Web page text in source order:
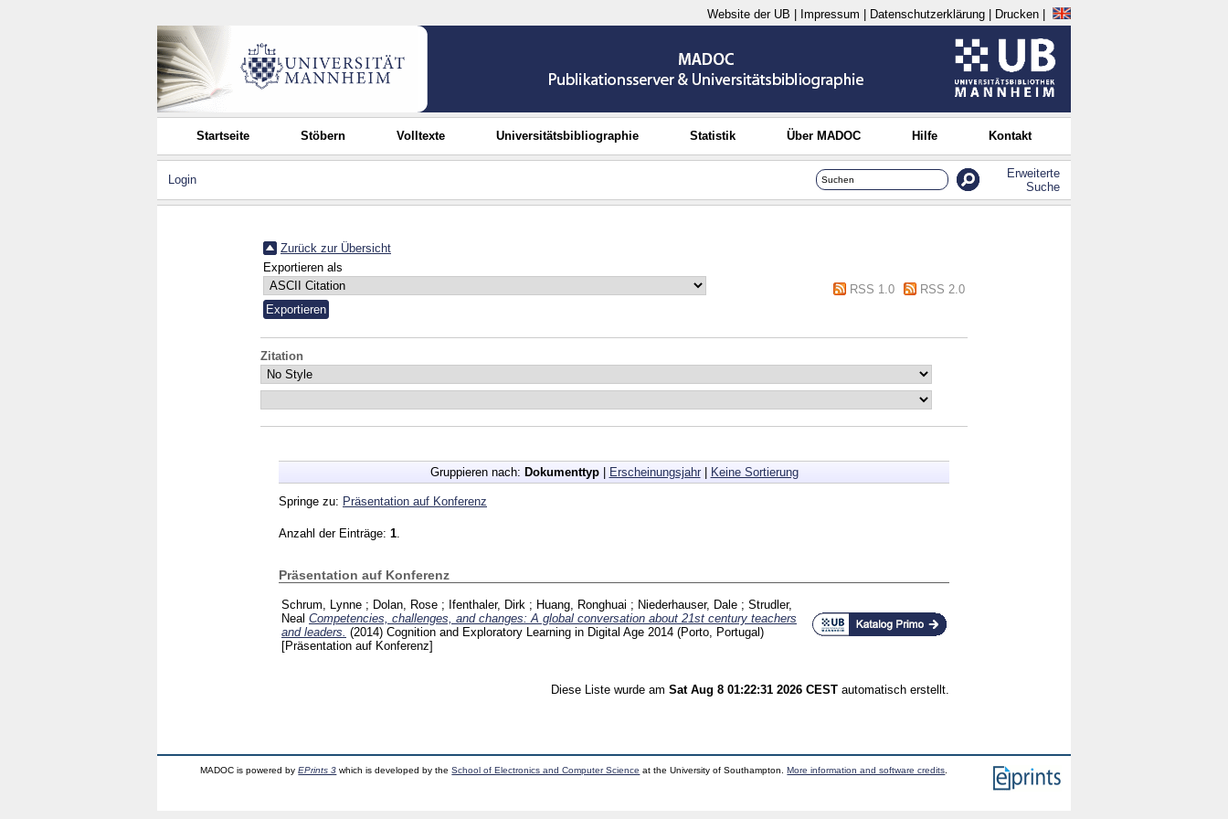
Website der UB Impressum Datenschutzerklärung Drucken
Startseite Stöbern Volltexte Universitätsbibliographie Statistik Über MADOC Hilfe Kontakt
Login
Erweiterte
Suche
Zurück zur Übersicht
Exportieren als
RSS 1.0
RSS 2.0
Zitation
Gruppieren nach: Dokumenttyp| Erscheinungsjahr| Keine Sortierung
Springe zu: Präsentation auf Konferenz
Anzahl der Einträge: 1
Präsentation auf Konferenz
Schrum, Lynne ; Dolan, Rose ; Ifenthaler, Dirk ; Huang, Ronghuai ; Niederhauser, Dale ; Strudler,
Neal Competencies, challenges, and changes: A global conversation about 21st century teachers
and leaders. (2014) Cognition and Exploratory Learning in Digital Age 2014 (Porto, Portugal)
[Präsentation auf Konferenz]
Diese Liste wurde am Sat Aug 8 01:22:31 2026 CEST automatisch erstellt.
MADOC is powered byEPrints 3 which is developed by theSchool of Electronics and Computer Science at the University of Southampton.More information and software credits